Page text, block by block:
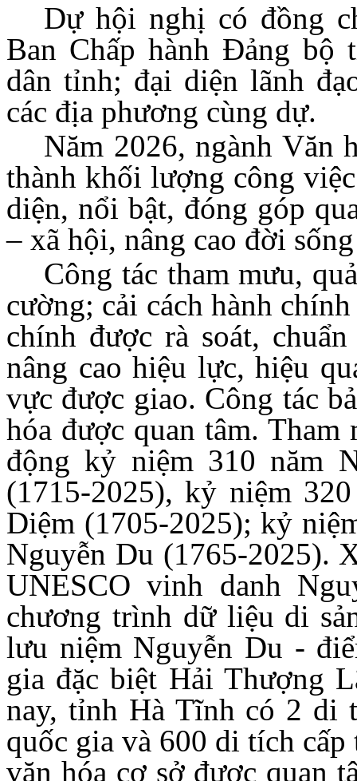
Dự hội nghị có đồng
Ban Chấp hành Đảng bộ
dân tỉnh; đại diện lãnh
các địa phương cùng dự.
Năm 2026, ngành Văn
thành khối lượng công
diện, nổi bật, đóng góp
– xã hội, nâng cao đời
Công tác tham mưu,
cường; cải cách hành
chính được rà soát,
nâng cao hiệu lực, hiệu
vực được giao. Công tác
hóa được quan tâm. Tham
động kỷ niệm 310 năm
(1715-2025), kỷ niệm
Diệm (1705-2025); kỷ
Nguyễn Du (1765-2025).
UNESCO vinh danh
chương trình dữ liệu di
lưu niệm Nguyễn Du -
gia đặc biệt Hải Thượng
nay, tỉnh Hà Tĩnh có 2 di
quốc gia và 600 di tích
văn hóa cơ sở được quan